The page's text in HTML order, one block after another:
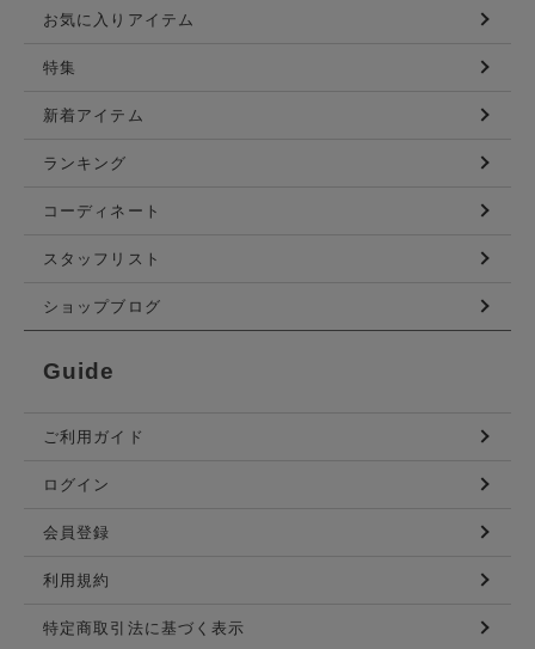
お気に入りアイテム
特集
新着アイテム
ランキング
コーディネート
スタッフリスト
ショップブログ
Guide
ご利用ガイド
ログイン
会員登録
利用規約
特定商取引法に基づく表示